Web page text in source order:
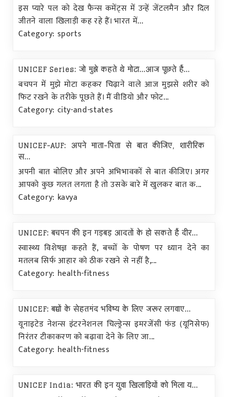
इस प्यारे पल को देख फैन्स कमेंट्स में उन्हें जेंटलमैन और दिल
जीतने वाला खिलाड़ी कह रहे हैं। भारत में...
Category: sports
UNICEF Series: जो मुझे कहते थे मोटा...आज पूछते हैं...
बचपन में मुझे मोटा कहकर चिढ़ाने वाले आज मुझसे शरीर को
फिट रखने के तरीके पूछते हैं। मैं वीडियो और फोट...
Category: city-and-states
UNICEF-AUF: अपने माता-पिता से बात कीजिए, शारीरिक
स...
अपनी बात बोलिए और अपने अभिभावकों से बात कीजिए। अगर
आपको कुछ गलत लगता है तो उसके बारे में खुलकर बात क...
Category: kavya
UNICEF: बचपन की इन गड़बड़ आदतों के हो सकते हैं दीर...
स्वास्थ्य विशेषज्ञ कहते हैं, बच्चों के पोषण पर ध्यान देने का
मतलब सिर्फ आहार को ठीक रखने से नहीं है,...
Category: health-fitness
UNICEF: बच्चों के सेहतमंद भविष्य के लिए जरूर लगवाए...
यूनाइटेड नेशन्स इंटरनेशनल चिल्ड्रेन्स इमरजेंसी फंड (यूनिसेफ)
निरंतर टीकाकरण को बढ़ावा देने के लिए जा...
Category: health-fitness
UNICEF India: भारत की इन युवा खिलाड़ियों को मिला य...